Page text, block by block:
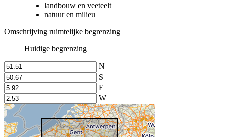
landbouw en veeteelt
natuur en milieu
Omschrijving ruimtelijke begrenzing
Huidige begrenzing
N
S
E
W